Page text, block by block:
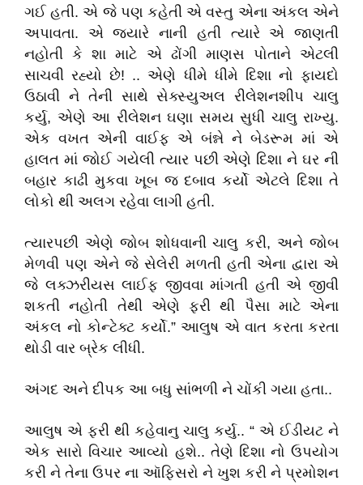
ગઈ હતી. એ જે પણ કહેતી એ વસ્તુ એના અંકલ એને
અપાવતા. એ જ્યારે નાની હતી ત્યારે એ જાણતી
નહોતી કે શા માટે એ ઢોંગી માણસ પોતાને એટલી
સાચવી રહ્યો છે! .. એણે ધીમે ધીમે દિશા નો ફાયદો
ઉઠાવી ને તેની સાથે સેક્સ્યુઅલ રીલેશનશીપ ચાલુ
કર્યુ, એણે આ રીલેશન ઘણા સમય સુધી ચાલુ રાખ્યુ.
એક વખત એની વાઈફ એ બંન્ને ને બેડરૂમ માં એ
હાલત માં જોઈ ગયેલી ત્યાર પછી એણે દિશા ને ઘર ની
બહાર કાઢી મુકવા ખૂબ જ દબાવ કર્યો એટલે દિશા તે
લોકો થી અલગ રહેવા લાગી હતી.
ત્યારપછી એણે જોબ શોધવાની ચાલુ કરી, અને જોબ
મેળવી પણ એને જે સેલેરી મળતી હતી એના દ્વારા એ
જે લક્ઝરીયસ લાઈફ જીવવા માંગતી હતી એ જીવી
શકતી નહોતી તેથી એણે ફરી થી પૈસા માટે એના
અંકલ નો કોન્ટેક્ટ કર્યો.” આલુષ એ વાત કરતા કરતા
થોડી વાર બ્રેક લીધી.
અંગદ અને દીપક આ બધુ સાંભળી ને ચોંકી ગયા હતા..
આલુષ એ ફરી થી કહેવાનુ ચાલુ કર્યુ.. “ એ ઈડીયટ ને
એક સારો વિચાર આવ્યો હશે.. તેણે દિશા નો ઉપયોગ
કરી ને તેના ઉપર ના ઑફિસરો ને ખુશ કરી ને પ્રમોશન